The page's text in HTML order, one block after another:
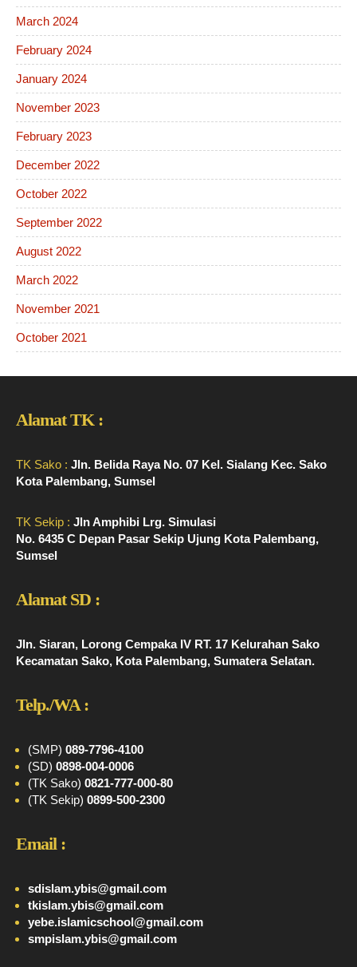
March 2024
February 2024
January 2024
November 2023
February 2023
December 2022
October 2022
September 2022
August 2022
March 2022
November 2021
October 2021
Alamat TK :
TK Sako : Jln. Belida Raya No. 07 Kel. Sialang Kec. Sako
Kota Palembang, Sumsel
TK Sekip : Jln Amphibi Lrg. Simulasi
No. 6435 C Depan Pasar Sekip Ujung Kota Palembang,
Sumsel
Alamat SD :
Jln. Siaran, Lorong Cempaka IV RT. 17 Kelurahan Sako
Kecamatan Sako, Kota Palembang, Sumatera Selatan.
Telp./WA :
(SMP) 089-7796-4100
(SD) 0898-004-0006
(TK Sako) 0821-777-000-80
(TK Sekip) 0899-500-2300
Email :
sdislam.ybis@gmail.com
tkislam.ybis@gmail.com
yebe.islamicschool@gmail.com
smpislam.ybis@gmail.com